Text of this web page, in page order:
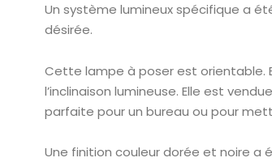
Un système lumineux spécifique a
désirée.
Cette lampe à poser est orientable.
l’inclinaison lumineuse. Elle est
parfaite pour un bureau ou pour
Une finition couleur dorée et noire a